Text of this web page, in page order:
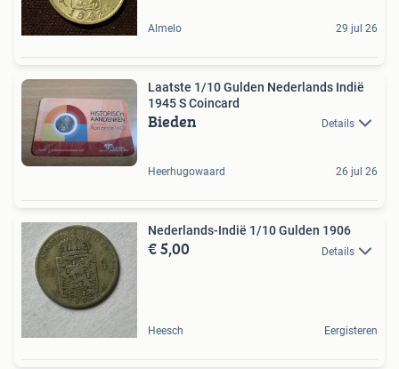
Almelo 29 jul 26
Laatste 1/10 Gulden Nederlands Indië
1945 S Coincard
Bieden Details
Heerhugowaard 26 jul 26
Nederlands-Indië 1/10 Gulden 1906
€ 5,00 Details
Heesch Eergisteren